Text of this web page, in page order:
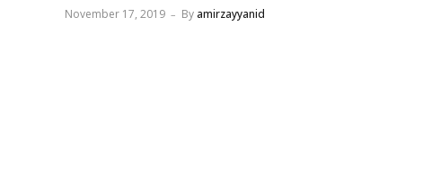
November 17, 2019 By amirzayyanid